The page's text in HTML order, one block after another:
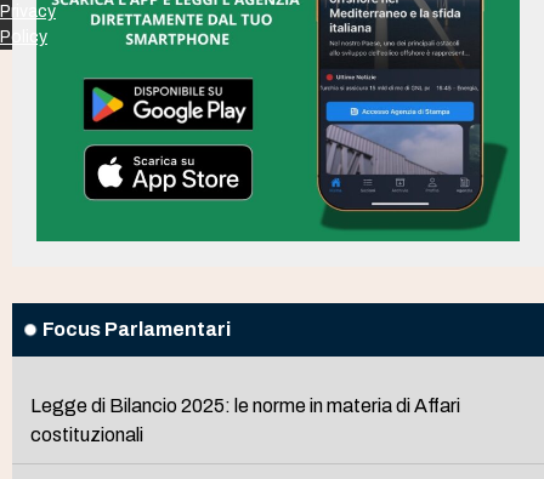
Focus Parlamentari
Legge di Bilancio 2025: le norme in materia di Affari
costituzionali
Privacy
Policy